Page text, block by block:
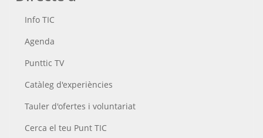
Info TIC
Agenda
Punttic TV
Catàleg d'experiències
Tauler d'ofertes i voluntariat
Cerca el teu Punt TIC